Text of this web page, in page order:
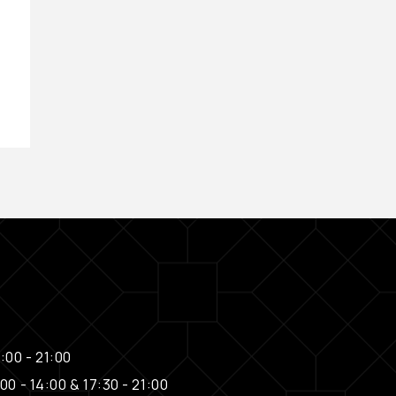
- 21:00
- 14:00 & 17:30 - 21:00